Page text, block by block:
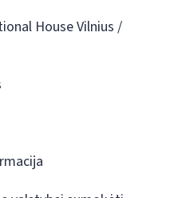
House Vilnius /